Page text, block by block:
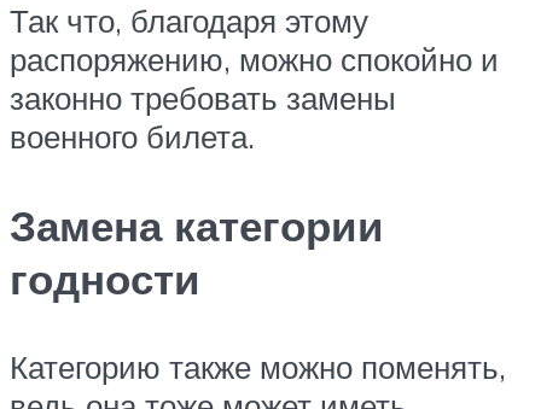
Так что, благодаря этому
распоряжению, можно спокойно и
законно требовать замены
военного билета.
Замена категории
годности
Категорию также можно поменять,